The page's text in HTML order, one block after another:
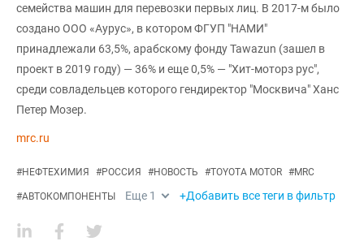
семейства машин для перевозки первых лиц. В 2017-м было
создано ООО «Аурус», в котором ФГУП "НАМИ"
принадлежали 63,5%, арабскому фонду Tawazun (зашел в
проект в 2019 году) — 36% и еще 0,5% — "Хит-моторз рус",
среди совладельцев которого гендиректор "Москвича" Ханс
Петер Мозер.
mrc.ru
#НЕФТЕХИМИЯ #РОССИЯ #НОВОСТЬ #TOYOTA MOTOR #MRC
#АВТОКОМПОНЕНТЫ Еще 1 +Добавить все теги в фильтр